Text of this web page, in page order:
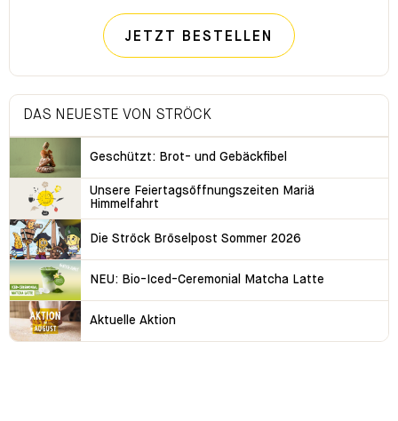
JETZT BESTELLEN
DAS NEUESTE VON STRÖCK
Geschützt: Brot- und Gebäckfibel
Unsere Feiertagsöffnungszeiten Mariä
Himmelfahrt
Die Ströck Bröselpost Sommer 2026
NEU: Bio-Iced-Ceremonial Matcha Latte
Aktuelle Aktion